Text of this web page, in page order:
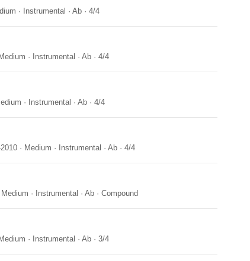
· Instrumental · Ab · 4/4
Medium · Instrumental · Ab · 4/4
· Instrumental · Ab · 4/4
· Medium · Instrumental · Ab · 4/4
Medium · Instrumental · Ab · Compound
Medium · Instrumental · Ab · 3/4